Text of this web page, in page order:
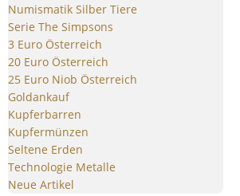
Numismatik Silber Tiere
Serie The Simpsons
3 Euro Österreich
20 Euro Österreich
25 Euro Niob Österreich
Goldankauf
Kupferbarren
Kupfermünzen
Seltene Erden
Technologie Metalle
Neue Artikel